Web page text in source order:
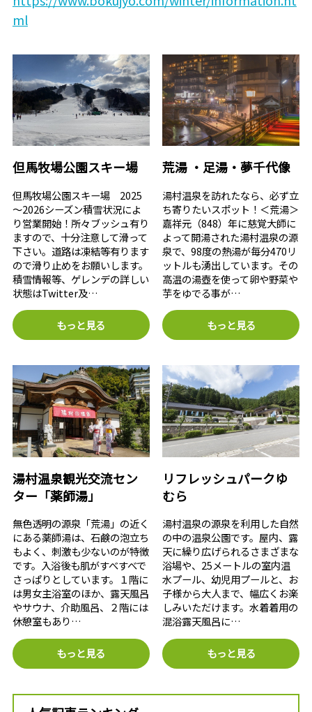
ml
但馬牧場公園スキー場
但馬牧場公園スキー場 2025
～2026シーズン積雪状況によ
り営業開始！所々ブッシュ有り
ますので、十分注意して滑って
下さい。道路は凍結等有ります
ので滑り止めをお願いします。
積雪情報等、ゲレンデの詳しい
状態はTwitter及…
もっと見る
荒湯 ・足湯・夢千代像
湯村温泉を訪れたなら、必ず立
ち寄りたいスポット！＜荒湯＞
嘉祥元（848）年に慈覚大師に
よって開湯された湯村温泉の源
泉で、98度の熱湯が毎分470リ
ットルも湧出しています。その
高温の湯壺を使って卵や野菜や
芋をゆでる事が…
もっと見る
湯村温泉観光交流セン
ター「薬師湯」
無色透明の源泉「荒湯」の近く
にある薬師湯は、石鹸の泡立ち
もよく、刺激も少ないのが特徴
です。入浴後も肌がすべすべで
さっぱりとしています。１階に
は男女主浴室のほか、露天風呂
やサウナ、介助風呂、２階には
休憩室もあり…
もっと見る
リフレッシュパークゆ
むら
湯村温泉の源泉を利用した自然
の中の温泉公園です。屋内、露
天に繰り広げられるさまざまな
浴場や、25メートルの室内温
水プール、幼児用プールと、お
子様から大人まで、幅広くお楽
しみいただけます。水着着用の
混浴露天風呂に…
もっと見る